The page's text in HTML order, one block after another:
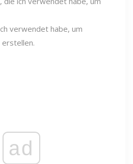
verwendet habe, um
erstellen.
ad